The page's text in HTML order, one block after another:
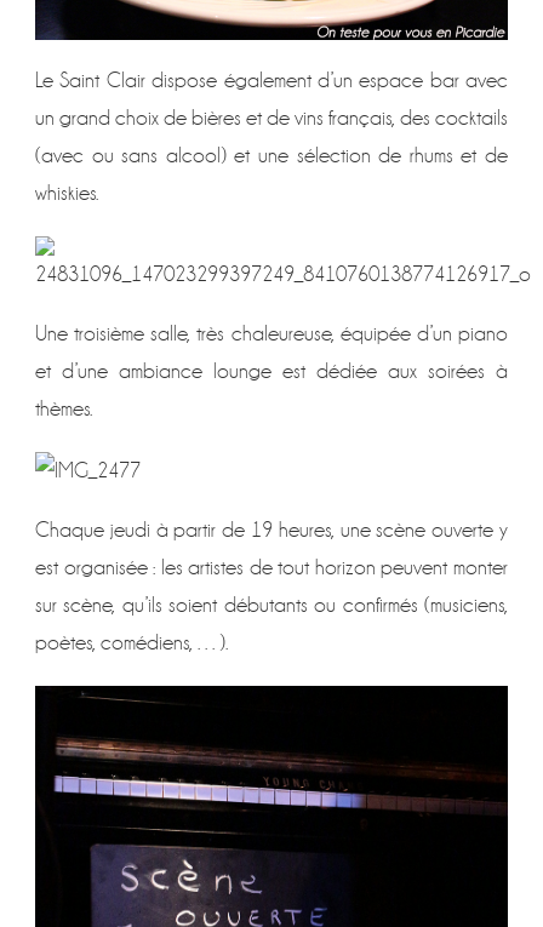
Le Saint Clair dispose également d’un espace bar avec
un grand choix de bières et de vins français, des cocktails
(avec ou sans alcool) et une sélection de rhums et de
whiskies.
Une troisième salle, très chaleureuse, équipée d’un piano
et d’une ambiance lounge est dédiée aux soirées à
thèmes.
Chaque jeudi à partir de 19 heures, une scène ouverte y
est organisée : les artistes de tout horizon peuvent monter
sur scène, qu’ils soient débutants ou confirmés (musiciens,
poètes, comédiens, …).